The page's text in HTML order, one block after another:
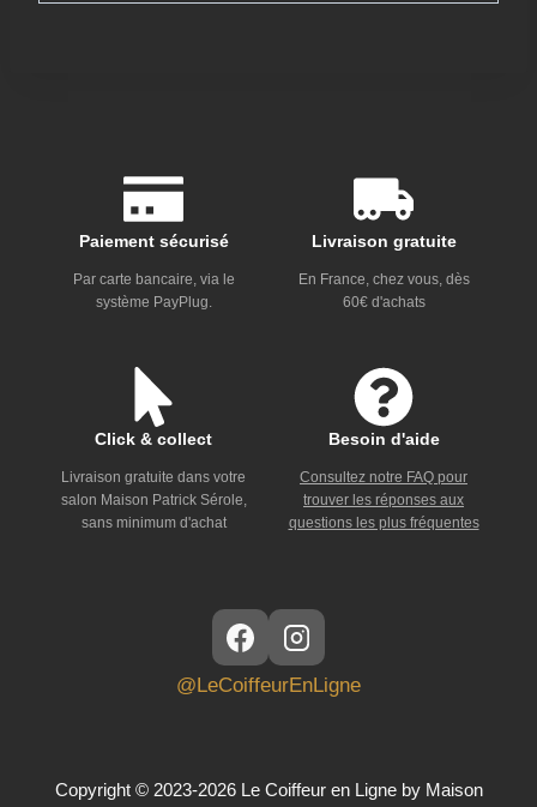
Paiement sécurisé
Par carte bancaire, via le
système PayPlug.
Livraison gratuite
En France, chez vous, dès
60€ d'achats
Click & collect
Livraison gratuite dans votre
salon Maison Patrick Sérole,
sans minimum d'achat
Besoin d'aide
Consultez notre FAQ pour
trouver les réponses aux
questions les plus fréquentes
@LeCoiffeurEnLigne
Copyright © 2023-2026 Le Coiffeur en Ligne by Maison